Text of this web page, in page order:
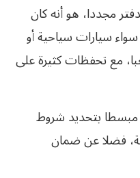
مجددا، هو أنه كان
سواء سيارات سياحية أو
مع تحفظات كثيرة على
مبسطا بتحديد شروط
فضلا عن ضمان